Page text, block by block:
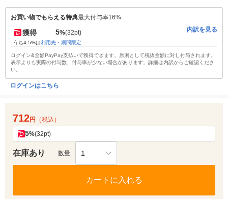
お買い物でもらえる特典最大付与率16%
獲得 5%(32pt)
うち4.5%は利用先・期間限定
内訳を見る
ログイン&全額PayPay支払いで獲得できます。原則として税抜金額に対し付与されます。
表示よりも実際の付与数、付与率が少ない場合があります。詳細は内訳からご確認くださ
い。
ログインはこちら
712円 （税込）
5%(32pt)
在庫あり 数量 1
カートに入れる